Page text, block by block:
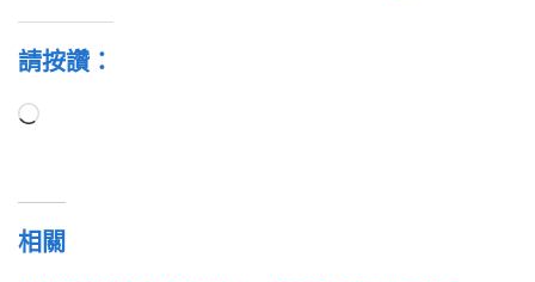
請按讚：
正
相關